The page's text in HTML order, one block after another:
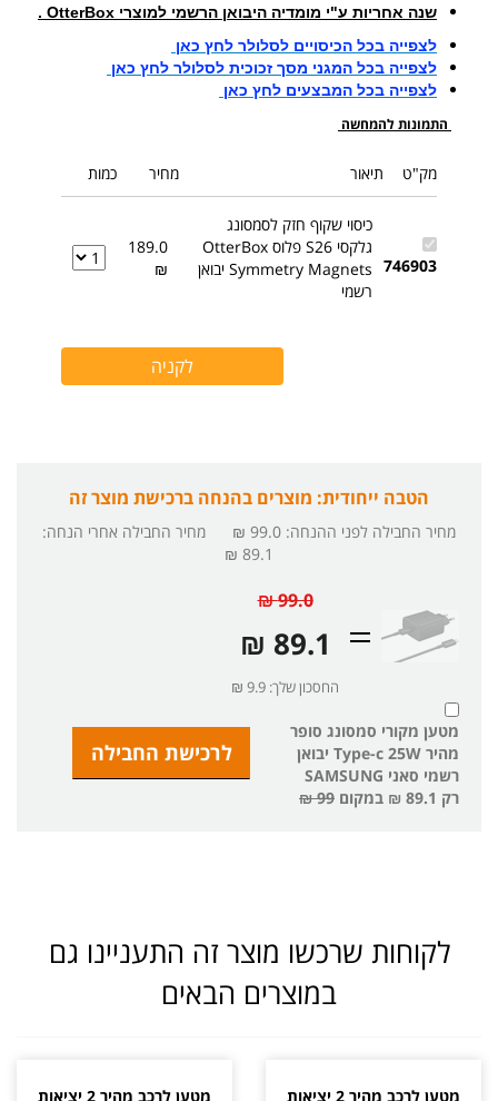
שנה אחריות ע"י מומדיה היבואן הרשמי למוצרי OtterBox .
לצפייה בכל הכיסויים לסלולר לחץ כאן
לצפייה בכל המגני מסך זכוכית לסלולר לחץ כאן
לצפייה בכל המבצעים לחץ כאן
התמונות להמחשה
מק"ט תיאור מחיר כמות
746903
כיסוי שקוף חזק לסמסונג
גלקסי S26 פלוס OtterBox
Symmetry Magnets יבואן
רשמי
189.0
₪
הטבה ייחודית: מוצרים בהנחה ברכישת מוצר זה
מחיר החבילה לפני ההנחה:
99.0 ₪ מחיר החבילה אחרי הנחה:
89.1 ₪
99.0 ₪
89.1 ₪
החסכון שלך: 9.9 ₪
מטען מקורי סמסונג סופר
מהיר Type-c 25W יבואן
רשמי סאני SAMSUNG
רק 89.1 ₪ במקום 99 ₪
לקוחות שרכשו מוצר זה התעניינו גם
במוצרים הבאים
מטען לרכב מהיר 2 יציאות
מטען לרכב מהיר 2 יציאות